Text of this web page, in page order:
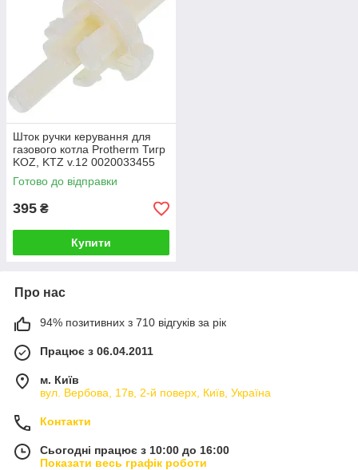
Шток ручки керування для
газового котла Protherm Тигр
KOZ, KTZ v.12 0020033455
Готово до відправки
395 ₴
Купити
Про нас
94% позитивних з 710 відгуків за рік
Працює з 06.04.2011
м. Київ
вул. Вербова, 17в, 2-й поверх, Київ, Україна
Контакти
Сьогодні працює з 10:00 до 16:00
Показати весь графік роботи